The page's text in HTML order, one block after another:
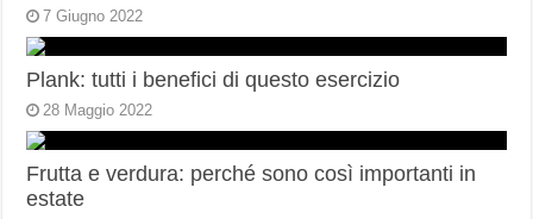
7 Giugno 2022
Plank: tutti i benefici di questo esercizio
28 Maggio 2022
Frutta e verdura: perché sono così importanti in
estate